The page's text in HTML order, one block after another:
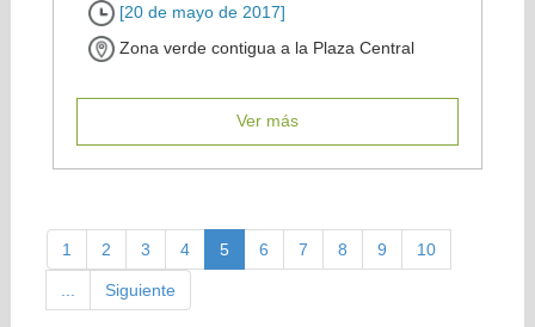
[20 de mayo de 2017]
Zona verde contigua a la Plaza Central
Ver más
1 2 3 4 5 6 7 8 9 10
Siguiente